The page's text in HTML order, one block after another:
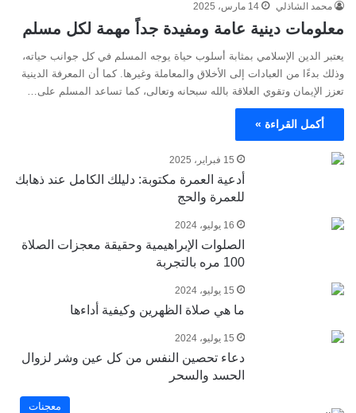
محمد الشاذلي 14 مارس، 2025
معلومات دينية عامة ومفيدة جداً مهمة لكل مسلم
يعتبر الدين الإسلامي بمثابة أسلوب حياة يوجه المسلم في كل جوانب حياته،
وذلك بدءًا من العبادات إلى الأخلاق والمعاملة وغيرها. كما أن المعرفة الدينية
تعزز الإيمان وتقوي العلاقة بالله سبحانه وتعالى، كما تساعد المسلم على…
أكمل القراءة »
15 فبراير، 2025
أدعية العمرة مكتوبة: دليلك الكامل عند ذهابك
للعمرة والحج
16 يوليو، 2024
الصلوات الإبراهيمية وحقيقة معجزات الصلاة
100 مره بالتجربة
15 يوليو، 2024
ما هي صلاة الظهرين وكيفية أداءها
15 يوليو، 2024
دعاء تحصين النفس من كل عين وشر لزوال
الحسد والسحر
معجنات